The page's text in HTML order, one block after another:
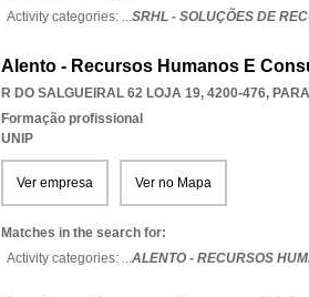
Activity categories: ...SRHL - SOLUÇÕES DE
Alento - Recursos Humanos E
R DO SALGUEIRAL 62 LOJA 19, 4200-476,
Formação profissional
UNIP
Ver empresa Ver no Mapa
Matches in the search for:
Activity categories: ...ALENTO - RECURSOS